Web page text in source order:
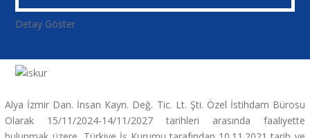
Detay Göster
Alya İzmir Dan. İnsan Kayn. Değ. Tic. Lt. Şti. Özel İstihdam Bürosu
Olarak 15/11/2024-14/11/2027 tarihleri arasında faaliyette